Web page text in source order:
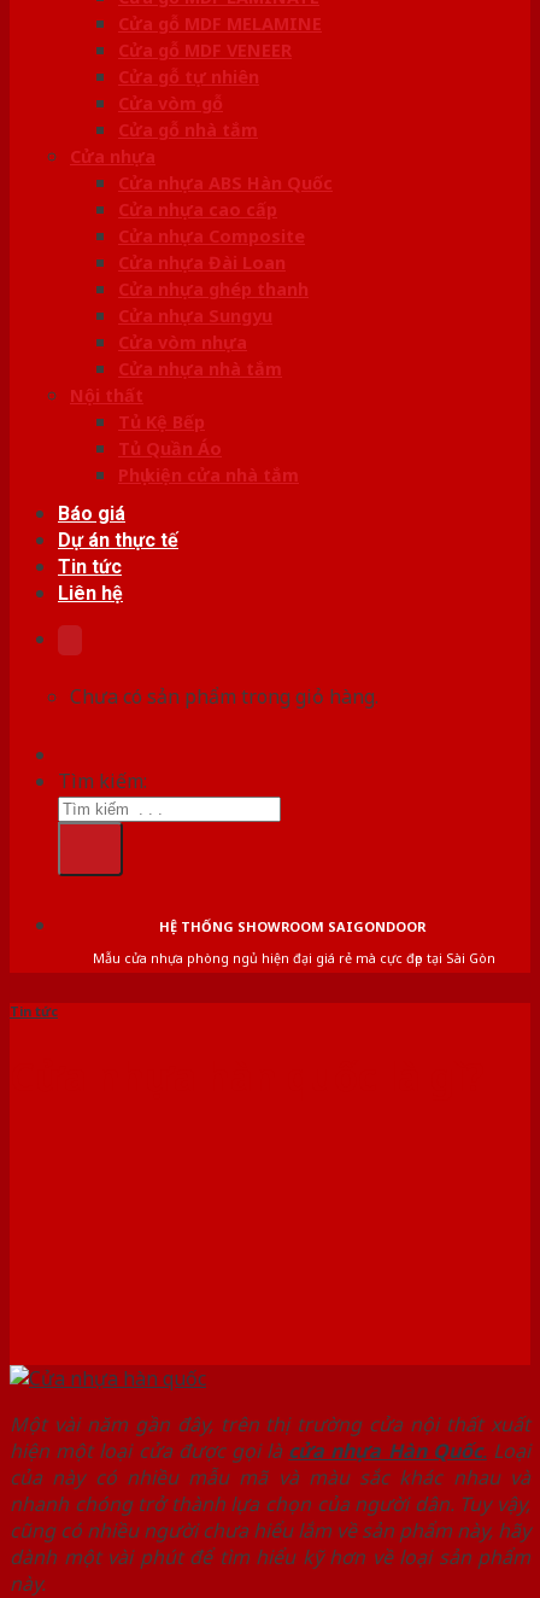
Cửa gỗ MDF MELAMINE
Cửa gỗ MDF VENEER
Cửa gỗ tự nhiên
Cửa vòm gỗ
Cửa gỗ nhà tắm
Cửa nhựa
Cửa nhựa ABS Hàn Quốc
Cửa nhựa cao cấp
Cửa nhựa Composite
Cửa nhựa Đài Loan
Cửa nhựa ghép thanh
Cửa nhựa Sungyu
Cửa vòm nhựa
Cửa nhựa nhà tắm
Nội thất
Tủ Kệ Bếp
Tủ Quần Áo
Phụ kiện cửa nhà tắm
Báo giá
Dự án thực tế
Tin tức
Liên hệ
Chưa có sản phẩm trong giỏ hàng.
Tìm kiếm:
HỆ THỐNG SHOWROOM SAIGONDOOR
Mẫu cửa nhựa phòng ngủ hiện đại giá rẻ mà cực đẹp tại Sài Gòn
Tin tức
Một vài năm gần đây, trên thị trường cửa nội thất xuất
hiện một loại cửa được gọi là cửa nhựa Hàn Quốc.Loại
của này có nhiều mẫu mã và màu sắc khác nhau và
nhanh chóng trở thành lựa chọn của người dân. Tuy vậy,
cũng có nhiều người chưa hiểu lắm về sản phẩm này, hãy
dành một vài phút để tìm hiểu kỹ hơn về loại sản phẩm
này.